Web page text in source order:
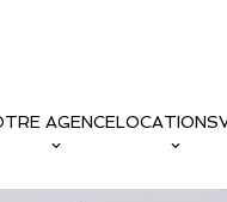
AGENCELOCATIONS